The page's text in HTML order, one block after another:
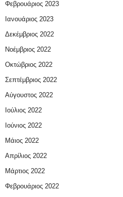
Φεβρουάριος 2023
Ιανουάριος 2023
Δεκέμβριος 2022
Νοέμβριος 2022
Οκτώβριος 2022
Σεπτέμβριος 2022
Αύγουστος 2022
Ιούλιος 2022
Ιούνιος 2022
Μάιος 2022
Απρίλιος 2022
Μάρτιος 2022
Φεβρουάριος 2022